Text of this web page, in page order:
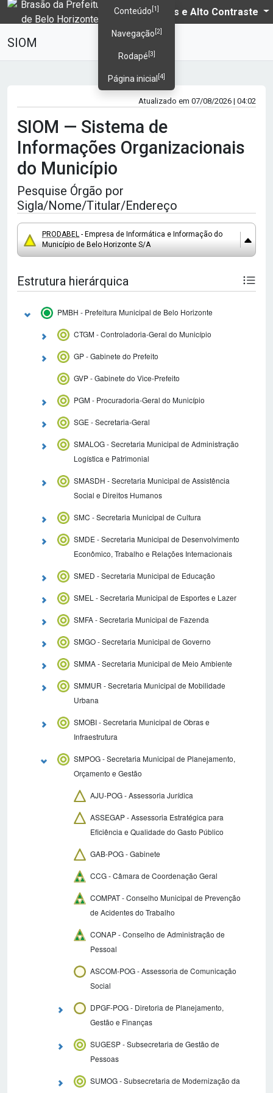
Conteúdo [1]
Navegação [2]
Rodapé [3]
Página inicial [4]
PBH Temas e Alto Contraste
SIOM
Atualizado em 07/08/2026 | 04:02
SIOM — Sistema de
Informações Organizacionais
do Município
Pesquise Órgão por
Sigla/Nome/Titular/Endereço
PRODABEL - Empresa de Informática e Informação do
Município de Belo Horizonte S/A
Estrutura hierárquica
PMBH - Prefeitura Municipal de Belo Horizonte
CTGM - Controladoria-Geral do Município
GP - Gabinete do Prefeito
GVP - Gabinete do Vice-Prefeito
PGM - Procuradoria-Geral do Município
SGE - Secretaria-Geral
SMALOG - Secretaria Municipal de Administração
Logística e Patrimonial
SMASDH - Secretaria Municipal de Assistência
Social e Direitos Humanos
SMC - Secretaria Municipal de Cultura
SMDE - Secretaria Municipal de Desenvolvimento
Econômico, Trabalho e Relações Internacionais
SMED - Secretaria Municipal de Educação
SMEL - Secretaria Municipal de Esportes e Lazer
SMFA - Secretaria Municipal de Fazenda
SMGO - Secretaria Municipal de Governo
SMMA - Secretaria Municipal de Meio Ambiente
SMMUR - Secretaria Municipal de Mobilidade
Urbana
SMOBI - Secretaria Municipal de Obras e
Infraestrutura
SMPOG - Secretaria Municipal de Planejamento,
Orçamento e Gestão
AJU-POG - Assessoria Jurídica
ASSEGAP - Assessoria Estratégica para
Eficiência e Qualidade do Gasto Público
GAB-POG - Gabinete
CCG - Câmara de Coordenação Geral
COMPAT - Conselho Municipal de Prevenção
de Acidentes do Trabalho
CONAP - Conselho de Administração de
Pessoal
ASCOM-POG - Assessoria de Comunicação
Social
DPGF-POG - Diretoria de Planejamento,
Gestão e Finanças
SUGESP - Subsecretaria de Gestão de
Pessoas
SUMOG - Subsecretaria de Modernização da